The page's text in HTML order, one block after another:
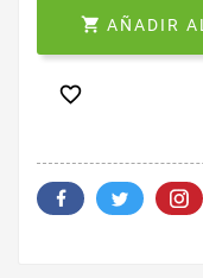
 AÑADIR
